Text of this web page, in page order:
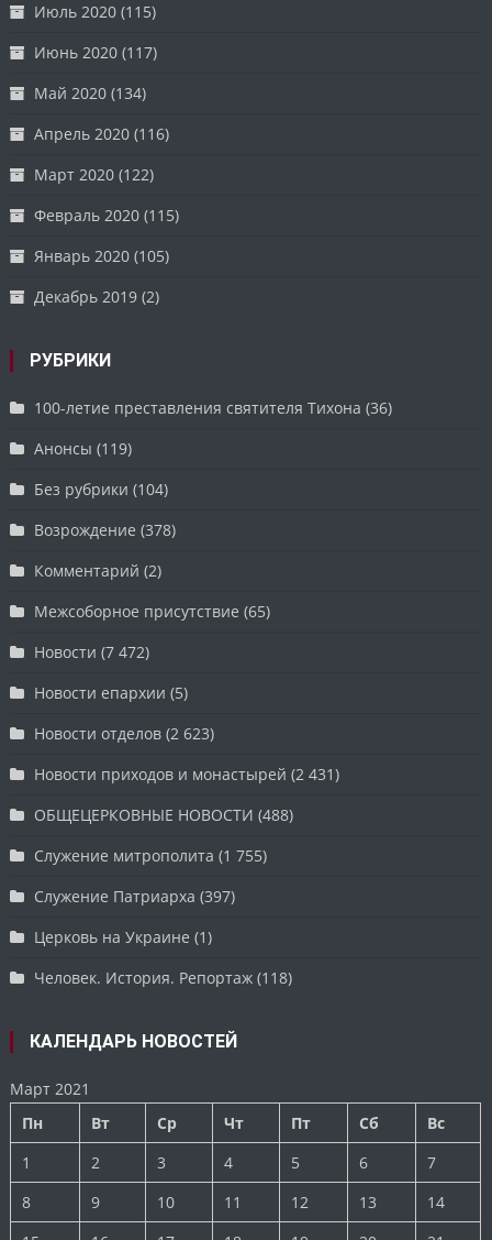
Июль 2020 (115)
Июнь 2020 (117)
Май 2020 (134)
Апрель 2020 (116)
Март 2020 (122)
Февраль 2020 (115)
Январь 2020 (105)
Декабрь 2019 (2)
РУБРИКИ
100-летие преставления святителя Тихона (36)
Анонсы (119)
Без рубрики (104)
Возрождение (378)
Комментарий (2)
Межсоборное присутствие (65)
Новости (7 472)
Новости епархии (5)
Новости отделов (2 623)
Новости приходов и монастырей (2 431)
ОБЩЕЦЕРКОВНЫЕ НОВОСТИ (488)
Служение митрополита (1 755)
Служение Патриарха (397)
Церковь на Украине (1)
Человек. История. Репортаж (118)
КАЛЕНДАРЬ НОВОСТЕЙ
Март 2021
Пн
Вт Ср Чт Пт Сб
Вс
1
2 3 4 5 6
7
8
9 10 11 12 13
14